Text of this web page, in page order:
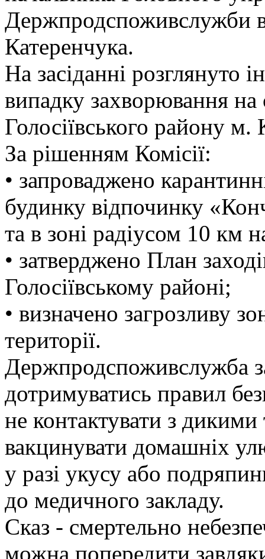
Держпродспоживслужби
Катеренчука.
На засіданні розглянуто
випадку захворювання на
Голосіївського району м.
За рішенням Комісії:
• запроваджено
будинку відпочинку
та в зоні радіусом 10 км
• затверджено План
Голосіївському районі;
• визначено загрозливу
території.
Держпродспоживслужба
дотримуватись правил
не контактувати з
вакцинувати домашніх
у разі укусу або
до медичного закладу.
Сказ - смертельно
можна попередити